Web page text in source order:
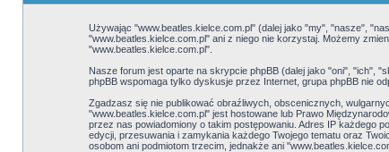
Używając "www.beatles.kielce.com.pl" (dalej jako "my", "nasze",
"www.beatles.kielce.com.pl" ani z niego nie korzystaj. Możemy
"www.beatles.kielce.com.pl".
Nasze forum jest oparte na skrypcie phpBB (dalej jako "oni", "ich",
phpBB wspomaga tylko dyskusje przez Internet, grupa phpBB nie
Zgadzasz się nie publikować obraźliwych, obscenicznych,
"www.beatles.kielce.com.pl" jest hostowane lub Prawo
przez nas powiadomiony o takim postępowaniu. Adres IP każdego
edycji, przesuwania i zamykania każdego Twojego tematu oraz
osobom ani podmiotom trzecim, jednakże ani